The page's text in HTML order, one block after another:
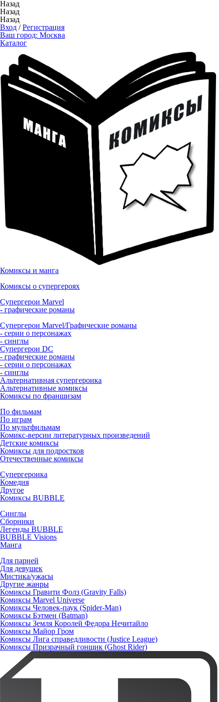
Назад
Назад
Назад
Вход /Регистрация
Ваш город: Москва
Каталог
Комиксы и манга
Комиксы о супергероях
Супергерои Marvel
- графические романы
Супергерои Marvel/Графические романы
- серии о персонажах
- синглы
Супергерои DC
- графические романы
- серии о персонажах
- синглы
Альтернативная супергероика
Альтернативные комиксы
Комиксы по франшизам
По фильмам
По играм
По мультфильмам
Комикс-версии литературных произведений
Детские комиксы
Комиксы для подростков
Отечественные комиксы
Супергероика
Комедия
Другое
Комиксы BUBBLE
Синглы
Сборники
Легенды BUBBLE
BUBBLE Visions
Манга
Для парней
Для девушек
Мистика/ужасы
Другие жанры
Комиксы Гравити Фолз (Gravity Falls)
Комиксы Marvel Universe
Комиксы Человек-паук (Spider-Man)
Комиксы Бэтмен (Batman)
Комиксы Земля Королей Федора Нечитайло
Комиксы Майор Гром
Комиксы Лига справедливости (Justice League)
Комиксы Призрачный гонщик (Ghost Rider)